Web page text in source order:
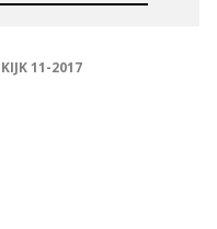
KIJK 11-2017